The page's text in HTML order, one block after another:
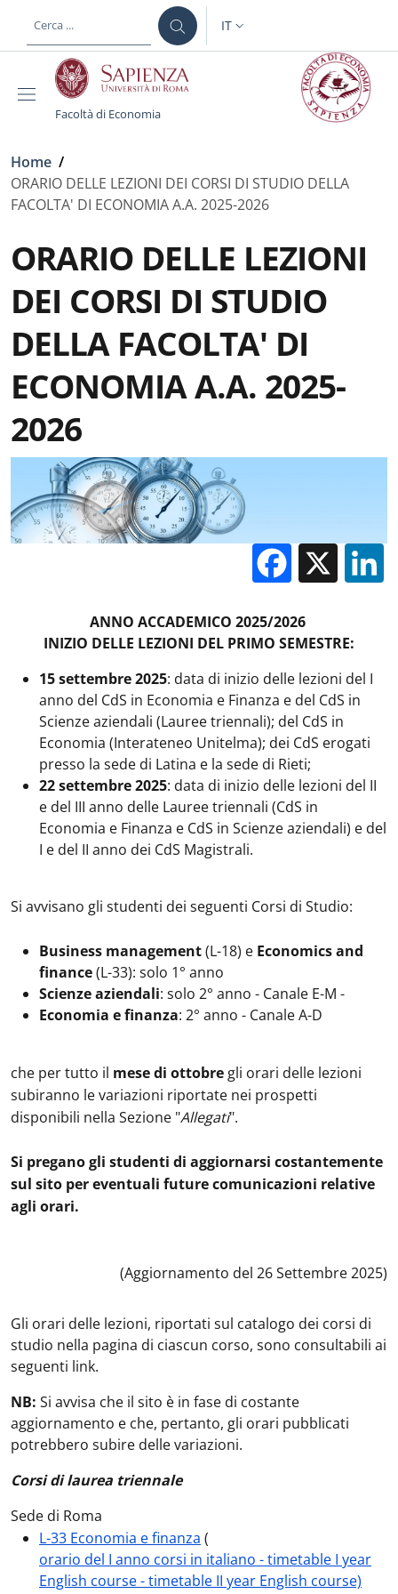
al contenuto principale
SELETTORE LINGUA:
IT
Facoltà di Economia
Briciole di pane
Home /
ORARIO DELLE LEZIONI DEI CORSI DI STUDIO DELLA
FACOLTA' DI ECONOMIA A.A. 2025-2026
ORARIO DELLE LEZIONI
DEI CORSI DI STUDIO
DELLA FACOLTA' DI
ECONOMIA A.A. 2025-
2026
X
ANNO ACCADEMICO 2025/2026
INIZIO DELLE LEZIONI DEL PRIMO SEMESTRE:
15 settembre 2025: data di inizio delle lezioni del I
anno del CdS in Economia e Finanza e del CdS in
Scienze aziendali (Lauree triennali); del CdS in
Economia (Interateneo Unitelma); dei CdS erogati
presso la sede di Latina e la sede di Rieti;
22 settembre 2025: data di inizio delle lezioni del II
e del III anno delle Lauree triennali (CdS in
Economia e Finanza e CdS in Scienze aziendali) e del
I e del II anno dei CdS Magistrali.
Si avvisano gli studenti dei seguenti Corsi di Studio:
Business management(L-18) e Economics and
finance(L-33): solo 1° anno
Scienze aziendali: solo 2° anno - Canale E-M -
Economia e finanza: 2° anno - Canale A-D
che per tutto il mese di ottobre gli orari delle lezioni
subiranno le variazioni riportate nei prospetti
disponibili nella Sezione "Allegati".
Si pregano gli studenti di aggiornarsi costantemente
sul sito per eventuali future comunicazioni relative
agli orari.
Data notizia:
(Aggiornamento del 26 Settembre 2025)
Gli orari delle lezioni, riportati sul catalogo dei corsi di
studio nella pagina di ciascun corso, sono consultabili ai
seguenti link.
NB: Si avvisa che il sito è in fase di costante
aggiornamento e che, pertanto, gli orari pubblicati
potrebbero subire delle variazioni.
Corsi di laurea triennale
Sede di Roma
L-33 Economia e finanza (
orario del I anno corsi in italiano - timetable I year
English course - timetable II year English course)